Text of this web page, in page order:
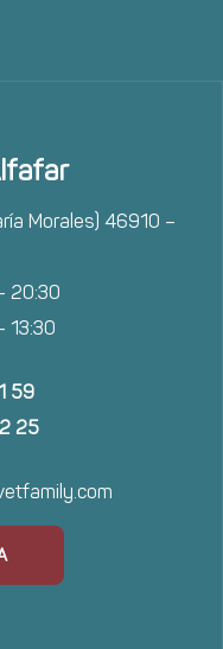
Morales) 46910 –
20:30
13:30
59
25